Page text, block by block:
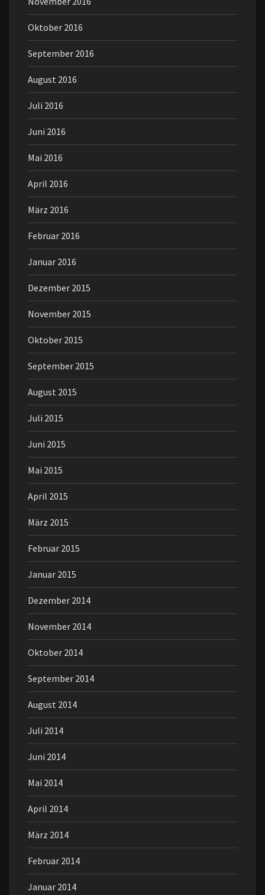
Oktober 2016
September 2016
August 2016
Juli 2016
Juni 2016
Mai 2016
April 2016
März 2016
Februar 2016
Januar 2016
Dezember 2015
November 2015
Oktober 2015
September 2015
August 2015
Juli 2015
Juni 2015
Mai 2015
April 2015
März 2015
Februar 2015
Januar 2015
Dezember 2014
November 2014
Oktober 2014
September 2014
August 2014
Juli 2014
Juni 2014
Mai 2014
April 2014
März 2014
Februar 2014
Januar 2014